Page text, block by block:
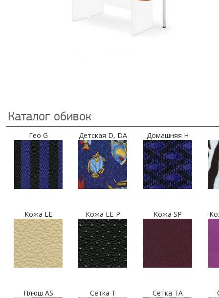
Каталог обивок
Гео G Детская D, DA Домашняя H
Кожа LE Кожа LE-P Кожа SP
Плюш AS Сетка T Сетка TA